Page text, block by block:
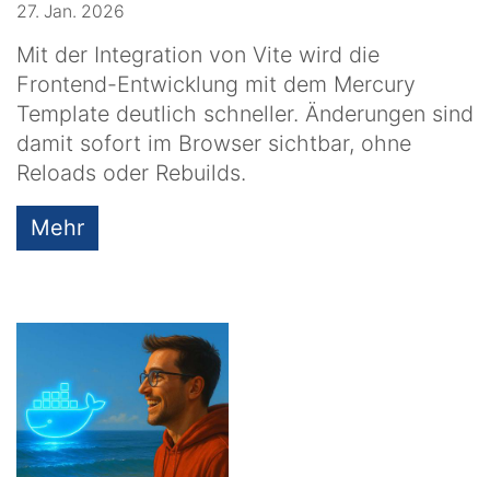
27. Jan. 2026
Mit der Integration von Vite wird die
Frontend-Entwicklung mit dem Mercury
Template deutlich schneller. Änderungen sind
damit sofort im Browser sichtbar, ohne
Reloads oder Rebuilds.
Mehr